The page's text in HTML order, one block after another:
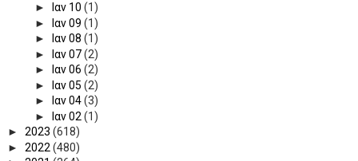
►
Ιαν 10 (1)
►
Ιαν 09 (1)
►
Ιαν 08 (1)
►
Ιαν 07(2)
►
Ιαν 06 (2)
►
Ιαν 05 (2)
►
Ιαν 04(3)
►
Ιαν 02 (1)
► 2023 (618)
► 2022 (480)